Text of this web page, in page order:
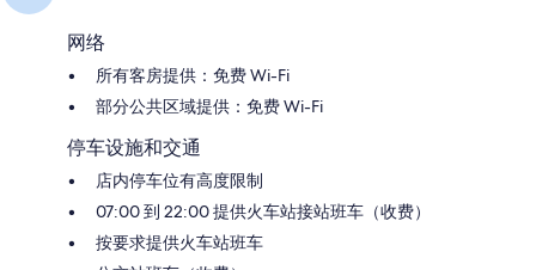
网络
所有客房提供：免费 Wi-Fi
部分公共区域提供：免费 Wi-Fi
停车设施和交通
店内停车位有高度限制
07:00 到 22:00 提供火车站接站班车（收费）
按要求提供火车站班车